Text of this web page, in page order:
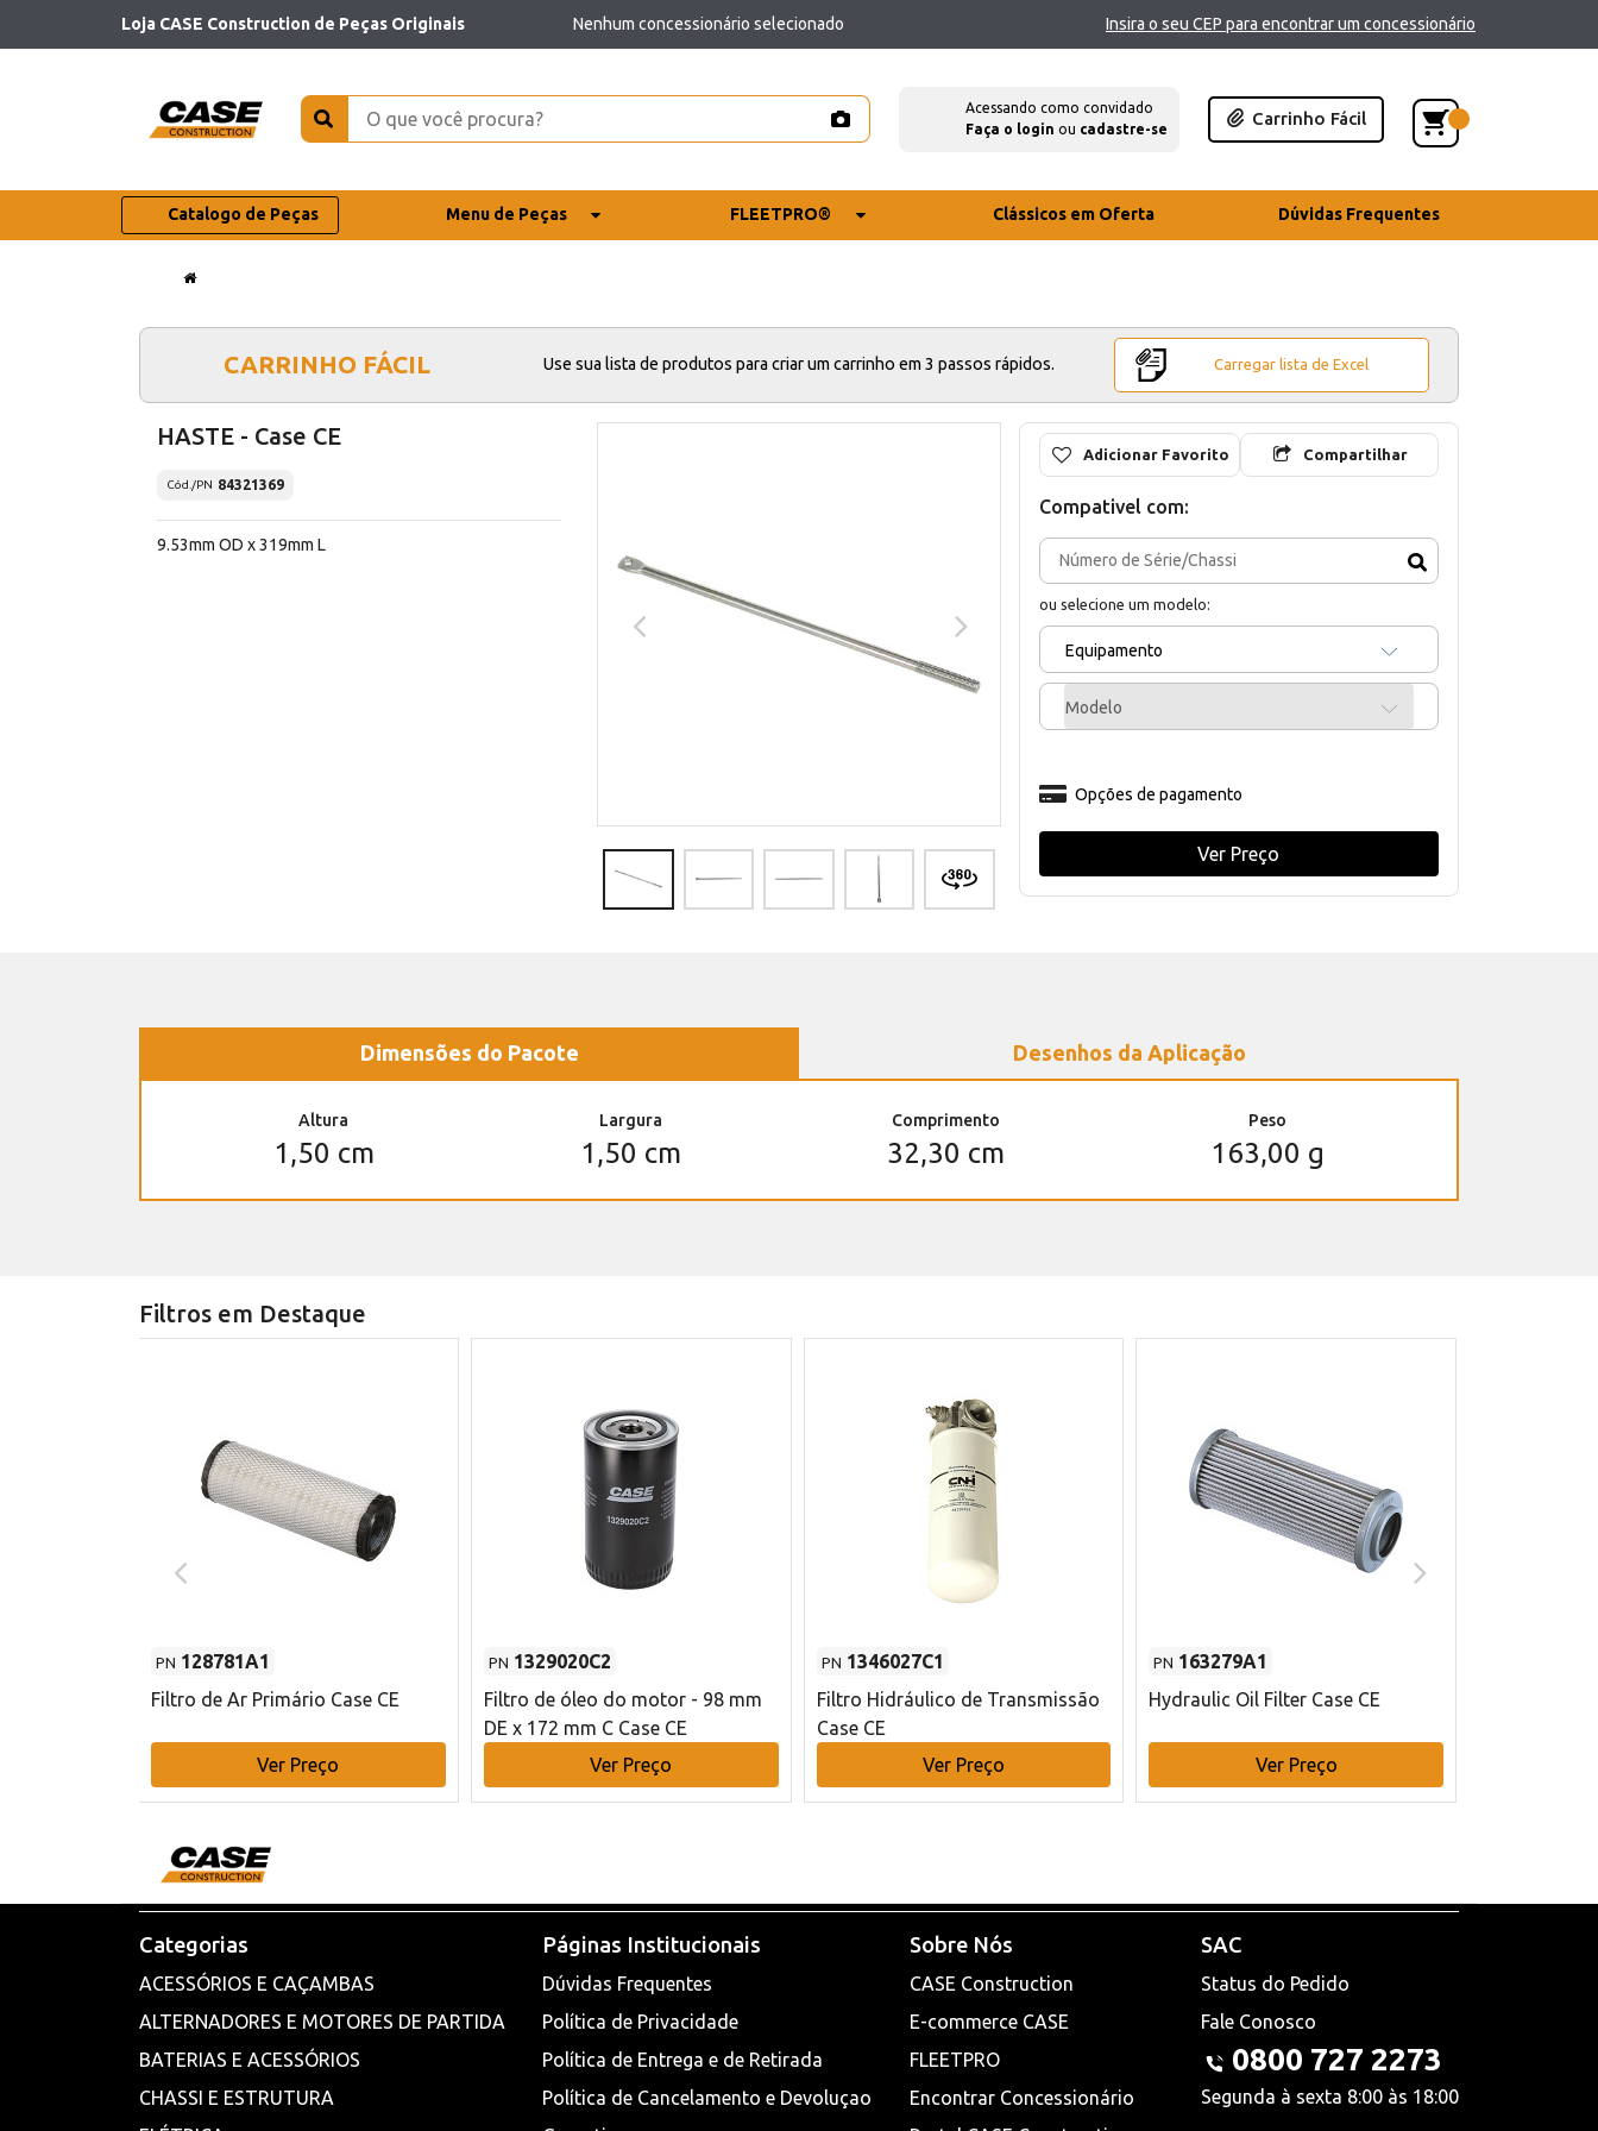
Loja CASE Construction de Peças Originais Nenhum concessionário selecionado Insira o seu CEP para encontrar um concessionário
Acessando como convidado
Faça o login ou cadastre-se
Carrinho Fácil
Catalogo de Peças Menu de Peças FLEETPRO® Clássicos em Oferta Dúvidas Frequentes
CARRINHO FÁCIL Use sua lista de produtos para criar um carrinho em 3 passos rápidos. Carregar lista de Excel
HASTE - Case CE
Cód./PN 84321369
9.53mm OD x 319mm L
Adicionar Favorito Compartilhar
Compativel com:
ou selecione um modelo:
Equipamento
Modelo
Opções de pagamento
Ver Preço
Dimensões do Pacote Desenhos da Aplicação
Altura
1,50 cm
Largura
1,50 cm
Comprimento
32,30 cm
Peso
163,00 g
Filtros em Destaque
PN 128781A1
Filtro de Ar Primário Case CE
Ver Preço
PN 1329020C2
Filtro de óleo do motor - 98 mm
DE x 172 mm C Case CE
Ver Preço
PN 1346027C1
Filtro Hidráulico de Transmissão
Case CE
Ver Preço
PN 163279A1
Hydraulic Oil Filter Case CE
Ver Preço
Categorias
ACESSÓRIOS E CAÇAMBAS
ALTERNADORES E MOTORES DE PARTIDA
BATERIAS E ACESSÓRIOS
CHASSI E ESTRUTURA
Páginas Institucionais
Dúvidas Frequentes
Política de Privacidade
Política de Entrega e de Retirada
Política de Cancelamento e Devoluçao
Sobre Nós
CASE Construction
E-commerce CASE
FLEETPRO
Encontrar Concessionário
SAC
Status do Pedido
Fale Conosco
0800 727 2273
Segunda à sexta 8:00 às 18:00